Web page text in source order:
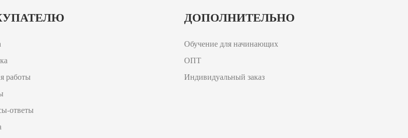
работы
ответы
ДОПОЛНИТЕЛЬНО
Обучение для начинающих
ОПТ
Индивидуальный заказ